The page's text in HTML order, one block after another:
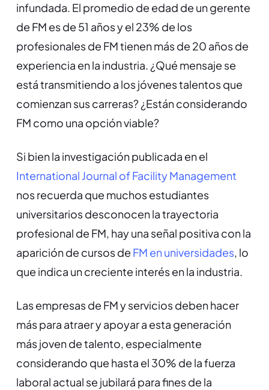
infundada. El promedio de edad de un gerente
de FM es de 51 años y el 23% de los
profesionales de FM tienen más de 20 años de
experiencia en la industria. ¿Qué mensaje se
está transmitiendo a los jóvenes talentos que
comienzan sus carreras? ¿Están considerando
FM como una opción viable?
Si bien la investigación publicada en el
International Journal of Facility Management
nos recuerda que muchos estudiantes
universitarios desconocen la trayectoria
profesional de FM, hay una señal positiva con la
aparición de cursos de FM en universidades, lo
que indica un creciente interés en la industria.
Las empresas de FM y servicios deben hacer
más para atraer y apoyar a esta generación
más joven de talento, especialmente
considerando que hasta el 30% de la fuerza
laboral actual se jubilará para fines de la